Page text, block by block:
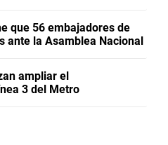
que 56 embajadores de
ante la Asamblea Nacional
ampliar el
3 del Metro